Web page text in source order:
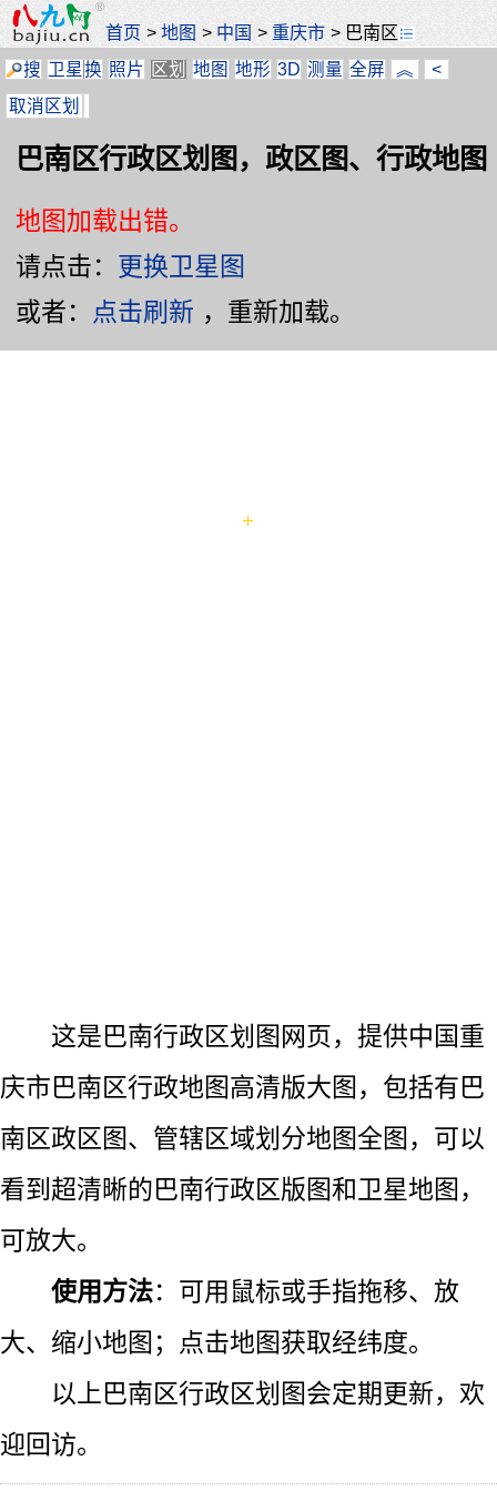
首页 >地图 > 中国 >重庆市 > 巴南区
搜 卫星换 照片 区划 地图 地形 3D 测量 全屏 ︽
<
取消区划
巴南区行政区划图，政区图、行政地图
地图加载出错。
请点击： 更换卫星图
或者：
点击刷新 ，重新加载。
这是巴南行政区划图网页，提供中国重
庆市巴南区行政地图高清版大图，包括有巴
南区政区图、管辖区域划分地图全图，可以
看到超清晰的巴南行政区版图和卫星地图，
可放大。
使用方法：可用鼠标或手指拖移、放
大、缩小地图；点击地图获取经纬度。
以上巴南区行政区划图会定期更新，欢
迎回访。